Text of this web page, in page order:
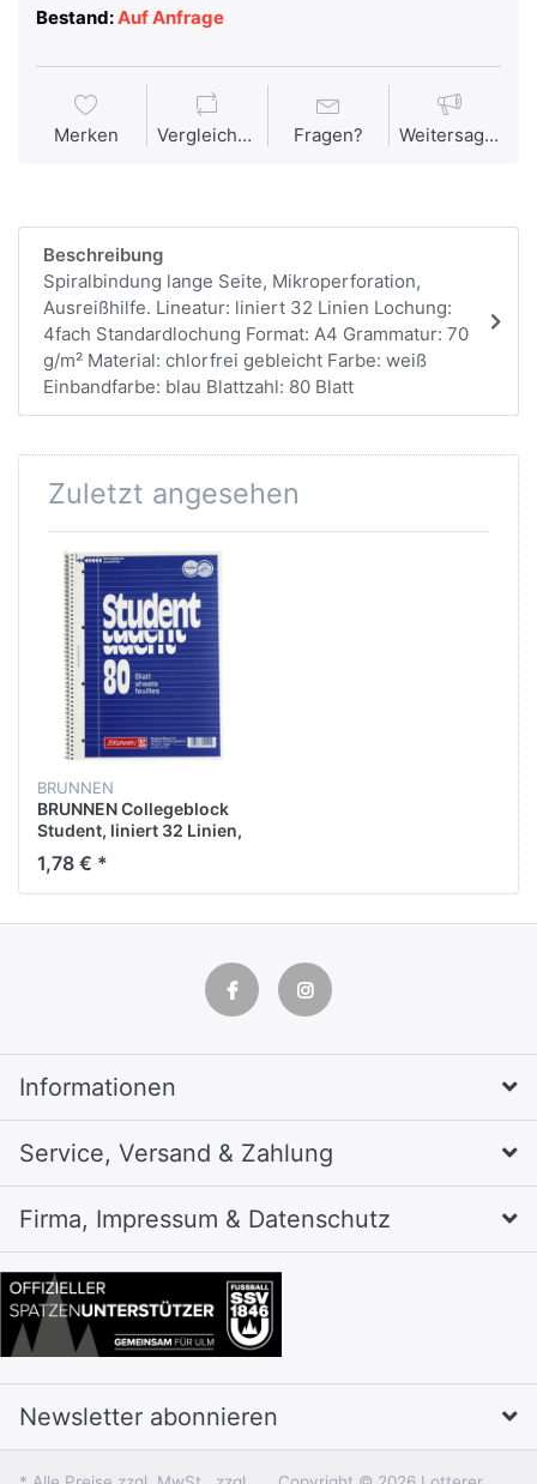
Bestand:Auf Anfrage
Merken Vergleichen Fragen? Weitersagen
Beschreibung
Spiralbindung lange Seite, Mikroperforation,
Ausreißhilfe. Lineatur: liniert 32 Linien Lochung:
4fach Standardlochung Format: A4 Grammatur: 70
g/m² Material: chlorfrei gebleicht Farbe: weiß
Einbandfarbe: blau Blattzahl: 80 Blatt
Zuletzt angesehen
BRUNNEN
BRUNNEN Collegeblock
Student, liniert 32 Linien,
4fach Standardlochung,
A4, chlorfrei gebleicht,
Einbandfarbe: blau, 80
1,78 € *
Informationen
Service, Versand & Zahlung
Firma, Impressum & Datenschutz
Newsletter abonnieren